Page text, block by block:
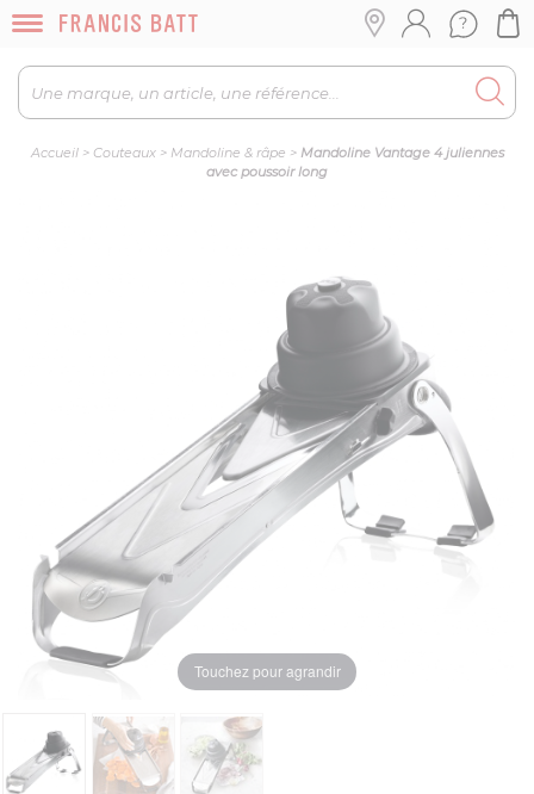
Accueil> Couteaux> Mandoline & râpe > Mandoline Vantage 4 juliennes
avec poussoir long
Touchez pour agrandir